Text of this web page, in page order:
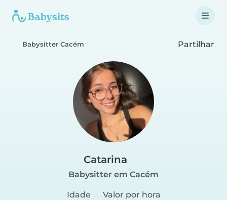
Babysitter Cacém Partilhar
Catarina
Babysitter em Cacém
Idade
Valor por hora